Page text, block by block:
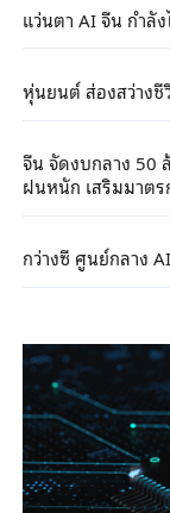
แว่นตา AI จีน กำลั
หุ่นยนต์ ส่องสว่างชี
จีน จัดงบกลาง 50
ฝนหนัก เสริมมาต
กว่างซี ศูนย์กลาง